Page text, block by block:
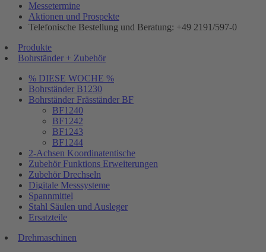
Messetermine
Aktionen und Prospekte
Telefonische Bestellung und Beratung: +49 2191/597-0
Produkte
Bohrständer + Zubehör
% DIESE WOCHE %
Bohrständer B1230
Bohrständer Fräsständer BF
BF1240
BF1242
BF1243
BF1244
2-Achsen Koordinatentische
Zubehör Funktions Erweiterungen
Zubehör Drechseln
Digitale Messsysteme
Spannmittel
Stahl Säulen und Ausleger
Ersatzteile
Drehmaschinen